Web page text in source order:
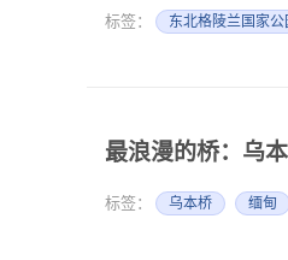
标签： 东北格陵兰国家公
最浪漫的桥：乌
标签： 乌本桥 缅甸